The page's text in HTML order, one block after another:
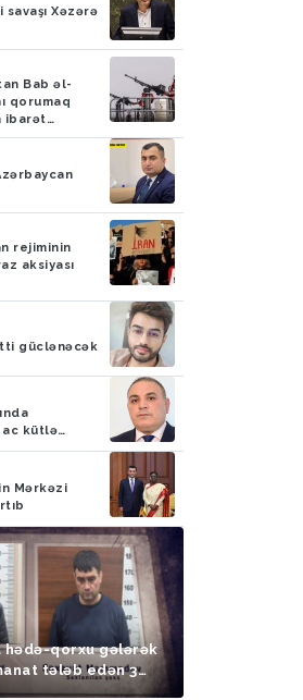
çimərlik
batan 40
55
Hadisə 03.08.2026
Azad edilmiş
ötən ay 788 mina,
PHS aşkarlanıb
Xəzərə
Bab əl-
qorumaq
ibarət
yaradıb
rejiminin
aksiyası
güclənəcək
ac kütlə…
Mərkəzi
hədə-qorxu gələrək
tələb edən 3